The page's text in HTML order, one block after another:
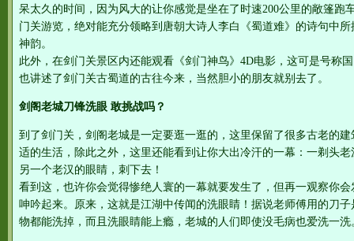
呆太久的时间，因为风大的让你感觉是坐在了时速200公里的敞篷跑
门关游览，绝对能充分领略到唐朝大诗人李白《蜀道难》的诗句中
神韵。
此外，在剑门关景区内还能观看《剑门神鸟》4D电影，这可是号称
也讲述了剑门关古蜀道的古往今来，当然胆小的朋友就别去了。
剑阁老城刀锋洗眼 敢挑战吗？
到了剑门关，剑阁老城是一定要逛一逛的，这里保留了很多古老的
适的生活，除此之外，这里还能看到让你大出冷汗的一幕：一剃头
另一个老汉的眼睛，刺下去！
看到这，也许你会觉得惨绝人寰的一幕就要发生了，但再一观察你
呻吟起来。原来，这就是江湖中传闻的洗眼睛！据说老师傅用的刀
物都能洗掉，而且洗眼睛能上瘾，老城的人们即使没毛病也爱洗一